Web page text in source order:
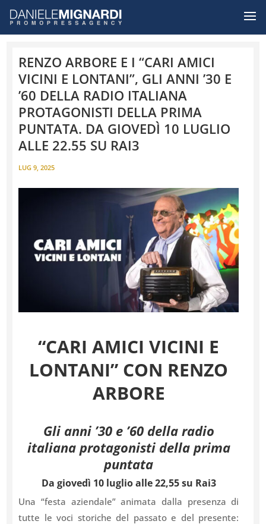
RENZO ARBORE E I “CARI AMICI
VICINI E LONTANI”, GLI ANNI ’30 E
’60 DELLA RADIO ITALIANA
PROTAGONISTI DELLA PRIMA
PUNTATA. DA GIOVEDÌ 10 LUGLIO
ALLE 22.55 SU RAI3
LUG 9, 2025
“CARI AMICI VICINI E
LONTANI” CON RENZO
ARBORE
Gli anni ’30 e ’60 della radio
italiana protagonisti della prima
puntata
Da giovedì 10 luglio alle 22,55 su Rai3
Una “festa aziendale” animata dalla presenza di
tutte le voci storiche del passato e del presente: